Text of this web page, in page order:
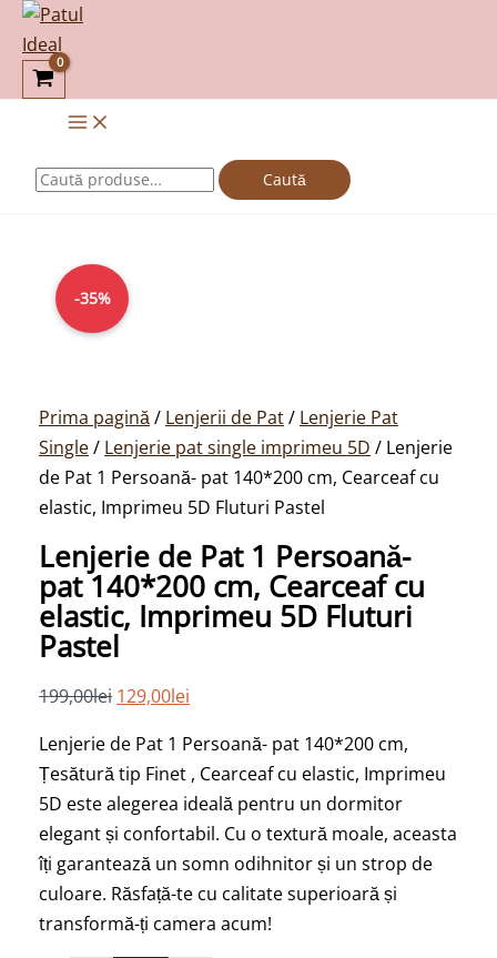
Skip
content
Caută
după:
Caută
-35%
Prima pagină/ Lenjerii de Pat/ Lenjerie Pat
Single/ Lenjerie pat single imprimeu 5D / Lenjerie
de Pat 1 Persoană- pat 140*200 cm, Cearceaf cu
elastic, Imprimeu 5D Fluturi Pastel
Lenjerie de Pat 1 Persoană-
pat 140*200 cm, Cearceaf cu
elastic, Imprimeu 5D Fluturi
Pastel
199,00lei
Prețul
inițial
a
129,00lei
Lenjerie de Pat 1 Persoană- pat 140*200 cm,
Țesătură tip Finet , Cearceaf cu elastic, Imprimeu
5D este alegerea ideală pentru un dormitor
elegant și confortabil. Cu o textură moale, aceasta
îți garantează un somn odihnitor și un strop de
culoare. Răsfață-te cu calitate superioară și
transformă-ți camera acum!
Cantitate
Lenjerie
de
Persoană-
pat
140*200
cm,
cu
elastic,
Imprimeu
5D
Fluturi